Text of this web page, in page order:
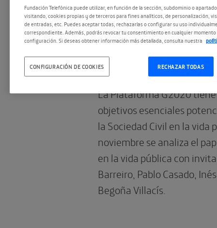
26.10.2016
Los jóvenes en
pública. Una
futuro a la
La Plataforma G2020
objetivos esenciales
la Sociedad Civil en la vida
noviembre se analiza el
en la vida pública con
Barreiro, Pablo Casado,
Begoña Villacís.
Fundación Telefónica puede utilizar, en función de la sección, subdominio o
visitando, cookies propias y de terceros para fines analíticos, de personalización,
de entradas, etc. Puedes aceptar todas, rechazarlas o configurar su uso
correspondiente. Además, podrás revocar tu consentimiento en cualquier momento
configuración. Si deseas obtener información más detallada, consulta nuestra
RECHAZAR TODAS
CONFIGURACIÓN DE COOKIES